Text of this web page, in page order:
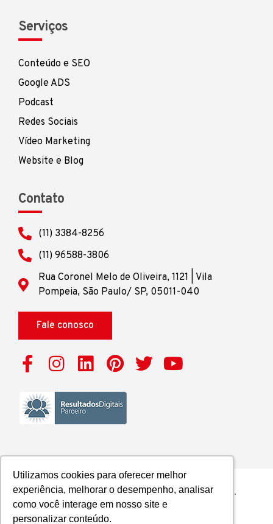
Utilizamos cookies para oferecer melhor
experiência, melhorar o desempenho, analisar
como você interage em nosso site e
personalizar conteúdo.
Utilizamos cookies para oferecer melhor
experiência, melhorar o desempenho, analisar
como você interage em nosso site e
personalizar conteúdo.
Serviços
Conteúdo e SEO
Google ADS
Podcast
Redes Sociais
Vídeo Marketing
Website e Blog
Contato
(11) 3384-8256
(11) 96588-3806
Rua Coronel Melo de Oliveira, 1121 | Vila
Pompeia, São Paulo/ SP, 05011-040
Fale conosco
2025 © Grupo ICE | Todos os direitos reservados.
Política de Privacidade